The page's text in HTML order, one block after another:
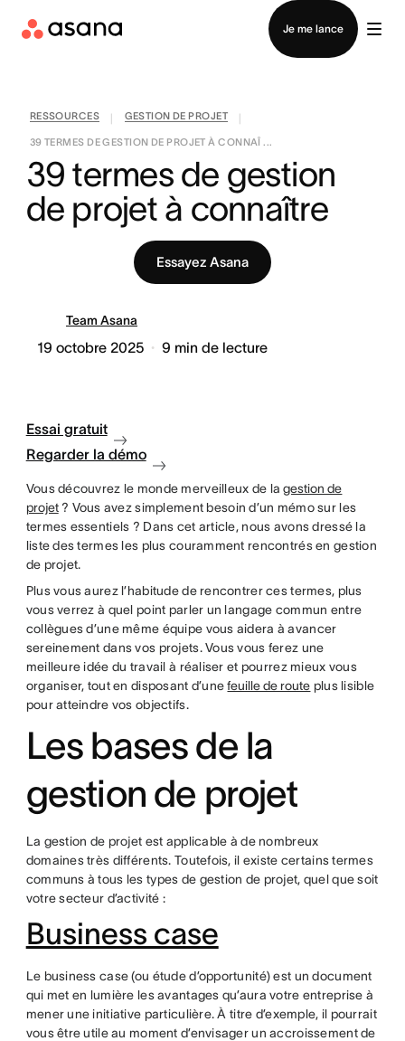
Je me lance
Contacter le service commercial
RESSOURCES GESTION DE PROJET
39 TERMES DE GESTION DE PROJET À CONNAÎ ...
39 termes de gestion
de projet à connaître
Essayez Asana
Team Asana
19 octobre 2025 9 min de lecture
Essai gratuit
Regarder la démo
Vous découvrez le monde merveilleux de lagestion de
projet? Vous avez simplement besoin d’un mémo sur les
termes essentiels ? Dans cet article, nous avons dressé la
liste des termes les plus couramment rencontrés en gestion
de projet.
Plus vous aurez l’habitude de rencontrer ces termes, plus
vous verrez à quel point parler un langage commun entre
collègues d’une même équipe vous aidera à avancer
sereinement dans vos projets. Vous vous ferez une
meilleure idée du travail à réaliser et pourrez mieux vous
organiser, tout en disposant d’unefeuille de route plus lisible
pour atteindre vos objectifs.
Les bases de la
gestion de projet
La gestion de projet est applicable à de nombreux
domaines très différents. Toutefois, il existe certains termes
communs à tous les types de gestion de projet, quel que soit
votre secteur d’activité :
Business case
Le business case (ou étude d’opportunité) est un document
qui met en lumière les avantages qu’aura votre entreprise à
mener une initiative particulière. À titre d’exemple, il pourrait
vous être utile au moment d’envisager un accroissement de